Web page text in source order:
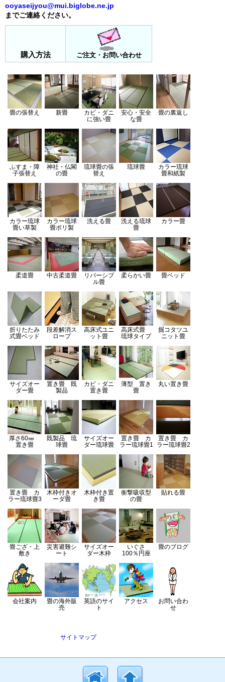
ooyaseijyou@mui.biglobe.ne.jp
までご連絡ください。
購入方法 ご注文・お問い合わせ
畳の張替え 新畳
カビ・ダニ
に強い畳
安心・安全
な畳
畳の裏返し
ふすま・障
子張替え
神社・仏閣
の畳
琉球畳の張
替え
琉球畳
カラー琉球
畳和紙製
カラー琉球
畳い草製
カラー琉球
畳ポリ製
洗える畳
洗える琉球
畳
カラー畳
柔道畳 中古柔道畳
リバーシブ
ル畳
柔らかい畳 畳ベッド
折りたたみ
式畳ベッド
段差解消ス
ロープ
高床式ユニ
ット畳
高床式畳
琉球タイプ
掘コタツユ
ニット畳
サイズオー
ダー畳
置き畳 既
製品
カビ・ダニ
置き畳
薄型 置き
畳
丸い置き畳
厚さ60㎜
置き畳
既製品 琉
球畳
サイズオー
ダー琉球畳
置き畳 カ
ラー琉球畳1
置き畳 カ
ラー琉球畳2
置き畳 カ
ラー琉球畳3
木枠付きオ
ーダ畳
木枠付き置
き畳
衝撃吸収型
の畳
貼れる畳
畳ござ・上
敷き
災害避難シ
ート
サイズオー
ダー木枠
いぐさ
100％円座
畳のブログ
会社案内
畳の海外販
売
英語のサイ
ト
アクセス
お問い合わ
せ
サイトマップ